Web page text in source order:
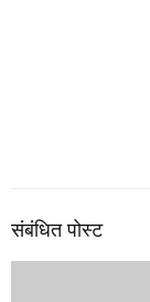
संबंधित पोस्ट